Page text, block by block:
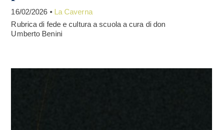
16/02/2026 • La Caverna
Rubrica di fede e cultura a scuola a cura di don
Umberto Benini